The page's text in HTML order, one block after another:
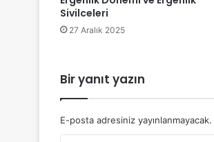
Sivilceleri
27 Aralık 2025
Bir yanıt yazın
E-posta adresiniz yayınlanmayacak.